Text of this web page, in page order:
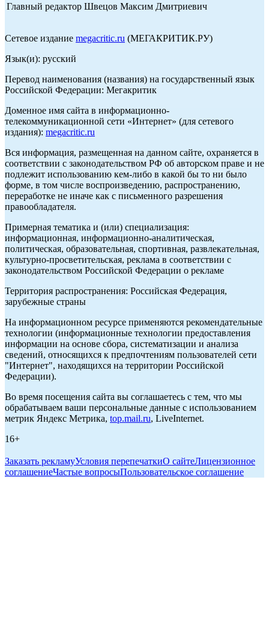
Главный редактор Швецов Максим Дмитриевич
Сетевое издание megacritic.ru (МЕГАКРИТИК.РУ)
Язык(и): русский
Перевод наименования (названия) на государственный язык
Российской Федерации: Мегакритик
Доменное имя сайта в информационно-
телекоммуникационной сети «Интернет» (для сетевого
издания): megacritic.ru
Вся информация, размещенная на данном сайте, охраняется в
соответствии с законодательством РФ об авторском праве и не
подлежит использованию кем-либо в какой бы то ни было
форме, в том числе воспроизведению, распространению,
переработке не иначе как с письменного разрешения
правообладателя.
Примерная тематика и (или) специализация:
информационная, информационно-аналитическая,
политическая, образовательная, спортивная, развлекательная,
культурно-просветительская, реклама в соответствии с
законодательством Российской Федерации о рекламе
Территория распространения: Российская Федерация,
зарубежные страны
На информационном ресурсе применяются рекомендательные
технологии (информационные технологии предоставления
информации на основе сбора, систематизации и анализа
сведений, относящихся к предпочтениям пользователей сети
"Интернет", находящихся на территории Российской
Федерации).
Во время посещения сайта вы соглашаетесь с тем, что мы
обрабатываем ваши персональные данные с использованием
метрик Яндекс Метрика, top.mail.ru, LiveInternet.
16+
Заказать рекламуУсловия перепечаткиО сайтеЛицензионное
соглашениеЧастые вопросыПользовательское соглашение